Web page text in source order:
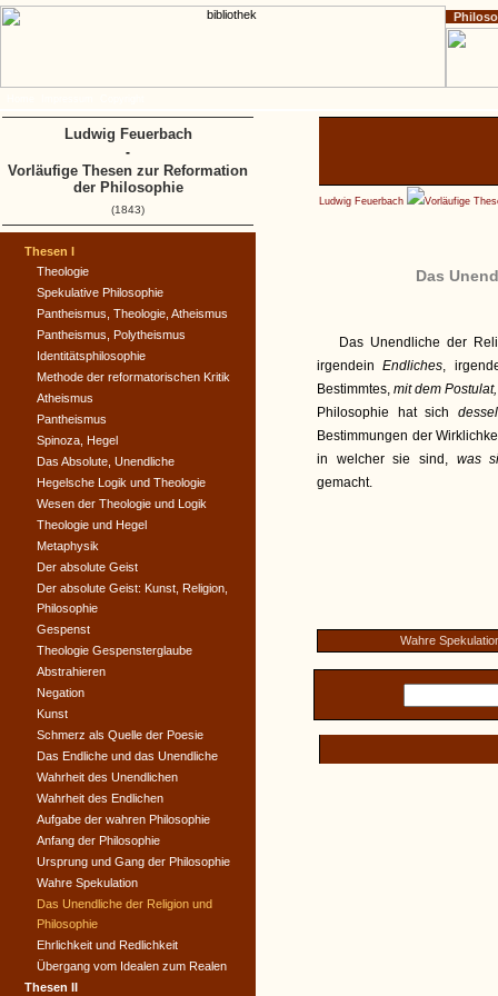
Ludwig Feuerbach Vorläufige
Das
Das Unendliche der
irgendeinEndliches,
Bestimmtes, mit dem
Philosophie hat sich
Bestimmungen der
in welcher sie sind, was
gemacht.
Wahre
Thesen I
Theologie
Spekulative Philosophie
Pantheismus, Theologie, Atheismus
Pantheismus, Polytheismus
Identitätsphilosophie
Methode der reformatorischen Kritik
Atheismus
Pantheismus
Spinoza, Hegel
Das Absolute, Unendliche
Hegelsche Logik und Theologie
Wesen der Theologie und Logik
Theologie und Hegel
Metaphysik
Der absolute Geist
Der absolute Geist: Kunst, Religion,
Philosophie
Gespenst
Theologie Gespensterglaube
Abstrahieren
Negation
Kunst
Schmerz als Quelle der Poesie
Das Endliche und das Unendliche
Wahrheit des Unendlichen
Wahrheit des Endlichen
Aufgabe der wahren Philosophie
Anfang der Philosophie
Ursprung und Gang der Philosophie
Wahre Spekulation
Das Unendliche der Religion und
Philosophie
Ehrlichkeit und Redlichkeit
Übergang vom Idealen zum Realen
Thesen II
Ludwig Feuerbach
-
Vorläufige Thesen zur Reformation
der Philosophie
(1843)